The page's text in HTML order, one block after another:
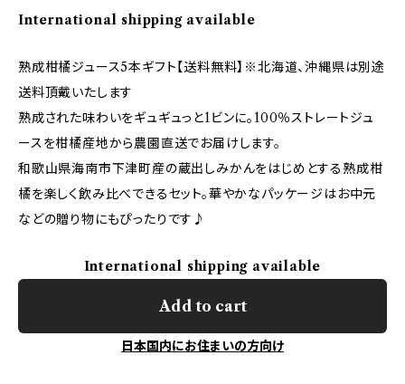
International shipping available
熟成柑橘ジュース5本ギフト【送料無料】※北海道、沖縄県は別途
送料頂戴いたします
熟成された味わいをギュギュっと1ビンに。100％ストレートジュ
ースを柑橘産地から農園直送でお届けします。
和歌山県海南市下津町産の蔵出しみかんをはじめとする熟成柑
橘を楽しく飲み比べできるセット。華やかなパッケージはお中元
などの贈り物にもぴったりです♪
International shipping available
Add to cart
日本国内にお住まいの方向け